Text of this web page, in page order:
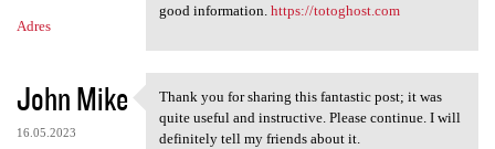
Adres
good information. https://totoghost.com
John Mike
16.05.2023
Thank you for sharing this
Thank you for sharing this fantastic post; it was
quite useful and instructive. Please continue. I will
definitely tell my friends about it.